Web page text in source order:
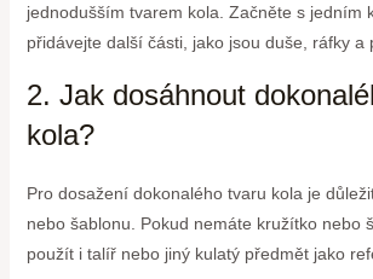
jednodušším tvarem kola. Začněte s jedním
přidávejte další části, jako jsou duše, ráfky a
2. Jak dosáhnout
kola?
Pro dosažení dokonalého tvaru kola je
nebo šablonu. Pokud nemáte kružítko nebo
použít i talíř nebo jiný kulatý předmět jako